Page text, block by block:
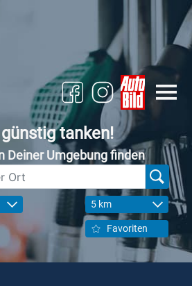
tanken!
Deiner Umgebung finden
5 km
Favoriten